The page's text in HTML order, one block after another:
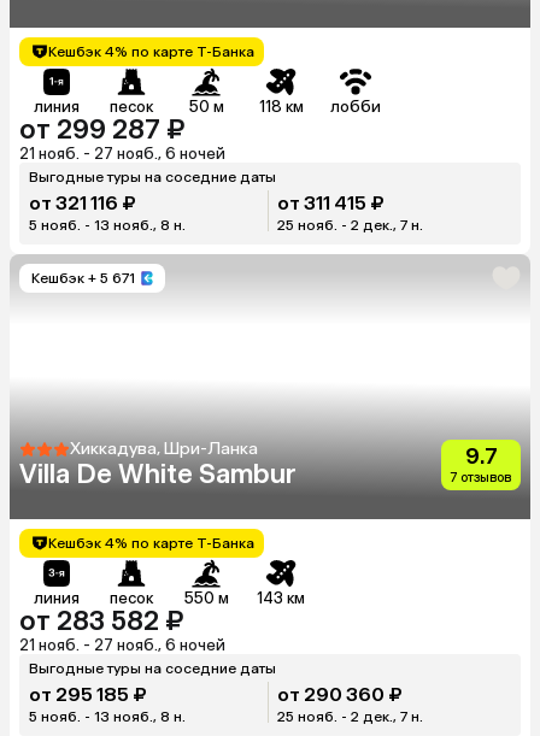
Кешбэк 4% по карте Т-Банка
линия песок 50 м 118 км лобби
от 299 287 ₽
21 нояб. - 27 нояб., 6 ночей
Выгодные туры на соседние даты
от 321 116 ₽
5 нояб. - 13 нояб., 8 н.
от 311 415 ₽
25 нояб. - 2 дек., 7 н.
Кешбэк + 5 671
Хиккадува, Шри-Ланка
Villa De White Sambur
9.7
7 отзывов
Кешбэк 4% по карте Т-Банка
линия песок 550 м 143 км
от 283 582 ₽
21 нояб. - 27 нояб., 6 ночей
Выгодные туры на соседние даты
от 295 185 ₽
5 нояб. - 13 нояб., 8 н.
от 290 360 ₽
25 нояб. - 2 дек., 7 н.